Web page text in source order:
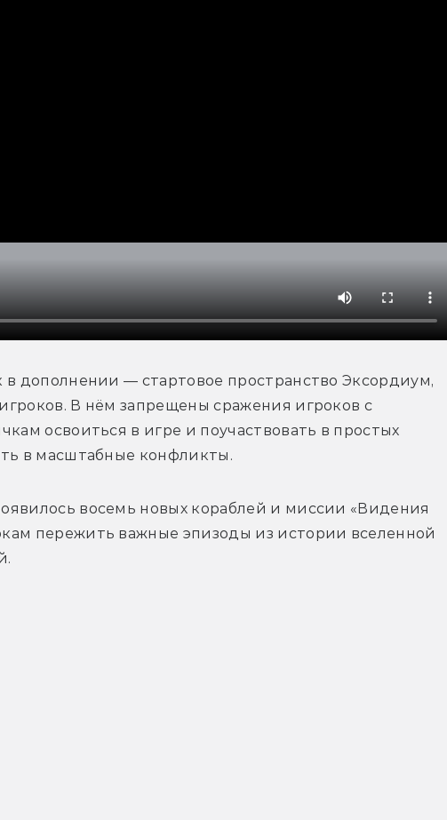
в дополнении — стартовое пространство Эксордиум,
В нём запрещены сражения игроков с
освоиться в игре и поучаствовать в простых
восемь новых кораблей и миссии «Видения
пережить важные эпизоды из истории вселенной